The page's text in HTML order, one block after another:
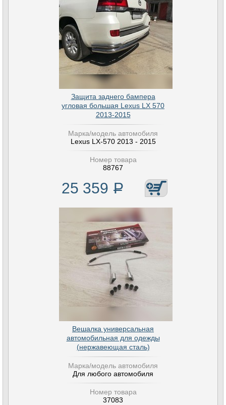
Защита заднего бампера
угловая большая Lexus LX 570
2013-2015
Марка/модель автомобиля
Lexus LX-570 2013 - 2015
Номер товара
88767
25 359 Р
Вешалка универсальная
автомобильная для одежды
(нержавеющая сталь)
Марка/модель автомобиля
Для любого автомобиля
Номер товара
37083